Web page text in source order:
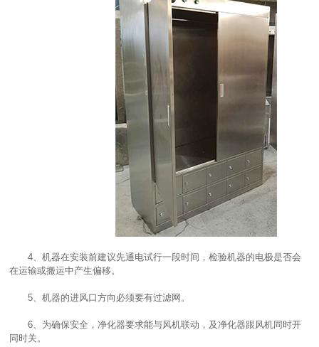
4、机器在安装前建议先通电试行一段时间，检验机器的电极是否会
在运输或搬运中产生偏移。
5、机器的进风口方向必须要有过滤网。
6、为确保安全，净化器要求能与风机联动，及净化器跟风机同时开
同时关。